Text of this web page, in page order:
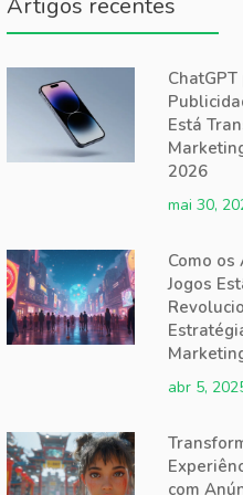
Artigos recentes
Está
2026
mai 30,
Como os
Jogos
abr 5,
com